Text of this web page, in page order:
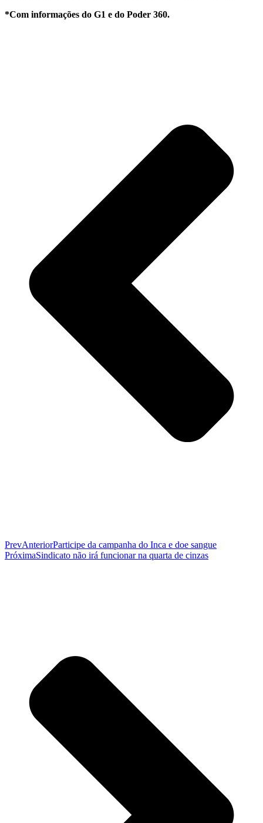
*Com informações do G1 e do Poder 360.
PrevAnteriorParticipe da campanha do Inca e doe sangue
PróximaSindicato não irá funcionar na quarta de cinzas